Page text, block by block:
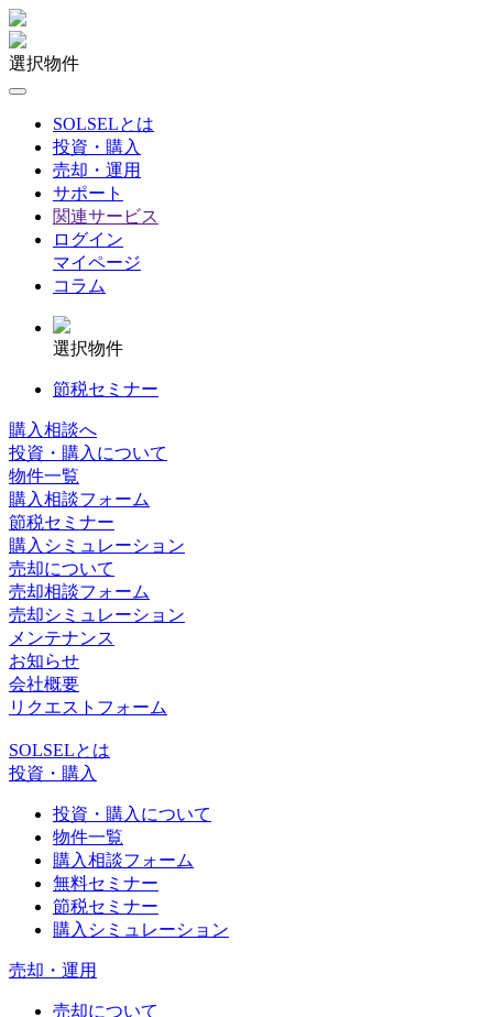
選択物件
SOLSELとは
投資・購入
売却・運用
サポート
関連サービス
ログイン
マイページ
コラム
選択物件
節税セミナー
購入相談へ
投資・購入について
物件一覧
購入相談フォーム
節税セミナー
購入シミュレーション
売却について
売却相談フォーム
売却シミュレーション
メンテナンス
お知らせ
会社概要
リクエストフォーム
SOLSELとは
投資・購入
投資・購入について
物件一覧
購入相談フォーム
無料セミナー
節税セミナー
購入シミュレーション
売却・運用
売却について